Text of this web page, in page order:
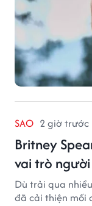
SAO 2 giờ trước
Britney
vai trò
Dù trải qua
đã cải thiện mối